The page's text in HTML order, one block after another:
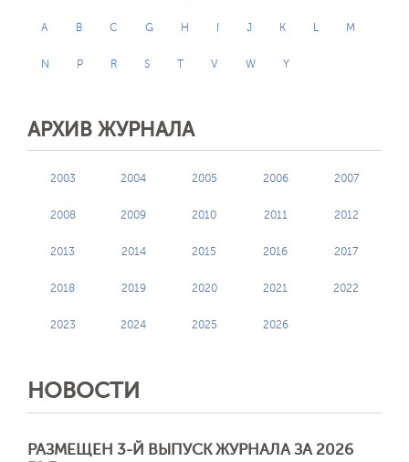
A B C G H J K L M
N P R S T V W Y
АРХИВ ЖУРНАЛА
2003 2004 2005 2006 2007
2008 2009 2010 2011 2012
2013 2014 2015 2016 2017
2018 2019 2020 2021 2022
2023 2024 2025 2026
НОВОСТИ
РАЗМЕЩЕН 3-Й ВЫПУСК ЖУРНАЛА ЗА 2026